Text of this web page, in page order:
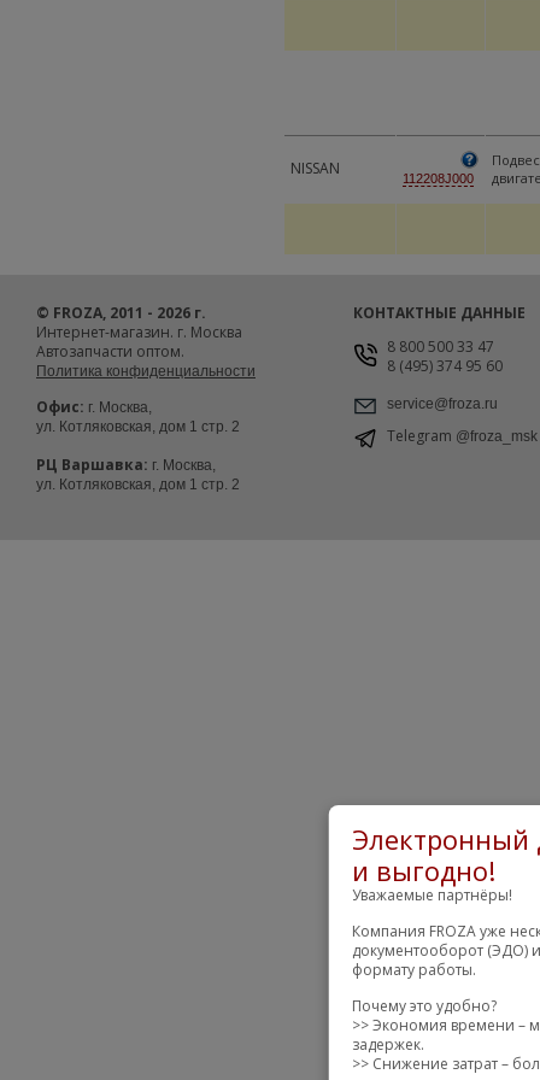
NISSAN 112208J000
Электронный
и выгодно!
Уважаемые партнёры!
Компания FROZA уже
документооборот (ЭДО)
формату работы.
Почему это удобно?
>> Экономия времени –
задержек.
>> Снижение затрат –
© FROZA, 2011 - 2026 г.
Интернет-магазин. г. Москва
Автозапчасти оптом.
Политика конфиденциальности
Офис: г. Москва,
ул. Котляковская, дом 1 стр. 2
РЦ Варшавка: г. Москва,
ул. Котляковская, дом 1 стр. 2
КОНТАКТНЫЕ ДАННЫЕ
8 800 500 33 47
8 (495) 374 95 60
service@froza.ru
Telegram @froza_msk